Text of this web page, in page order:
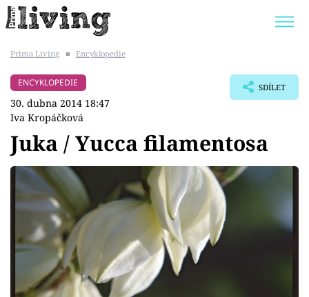
BYDLENÍ SLAVNÝCH
Témata
Bydlení
Zahrada
Design
Prima Living ■ Encyklopedie
ENCYKLOPEDIE
30. dubna 2014 18:47
Iva Kropáčková
SDÍLET
Juka / Yucca filamentosa